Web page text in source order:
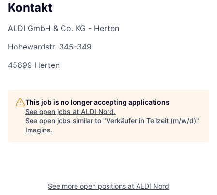
Kontakt
ALDI GmbH & Co. KG - Herten
Hohewardstr. 345-349
45699 Herten
This job is no longer accepting applications
See open jobs at ALDI Nord.
See open jobs similar to "Verkäufer in Teilzeit (m/w/d)"
Imagine.
See more open positions at ALDI Nord